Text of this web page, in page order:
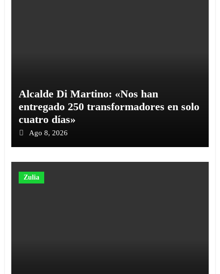
Alcalde Di Martino: «Nos han
entregado 250 transformadores en solo
cuatro días»
Ago 8, 2026
Zulia